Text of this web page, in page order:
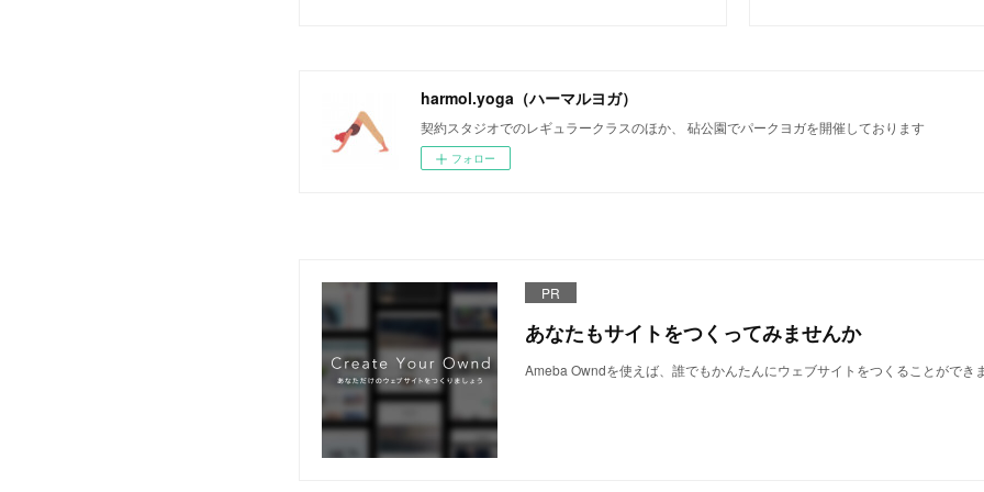
harmol.yoga（ハーマルヨガ）
契約スタジオでのレギュラークラスのほか、 砧公園でパークヨガを開催しております
フォロー
PR
あなたもサイトをつくってみませんか
Ameba Owndを使えば、誰でもかんたんにウェブサイトをつくることができ